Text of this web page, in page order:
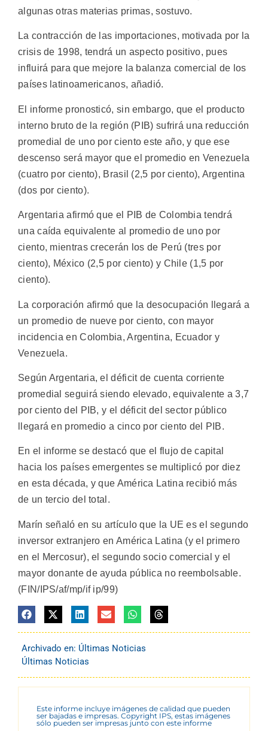
algunas otras materias primas, sostuvo.
La contracción de las importaciones, motivada por la
crisis de 1998, tendrá un aspecto positivo, pues
influirá para que mejore la balanza comercial de los
países latinoamericanos, añadió.
El informe pronosticó, sin embargo, que el producto
interno bruto de la región (PIB) sufrirá una reducción
promedial de uno por ciento este año, y que ese
descenso será mayor que el promedio en Venezuela
(cuatro por ciento), Brasil (2,5 por ciento), Argentina
(dos por ciento).
Argentaria afirmó que el PIB de Colombia tendrá
una caída equivalente al promedio de uno por
ciento, mientras crecerán los de Perú (tres por
ciento), México (2,5 por ciento) y Chile (1,5 por
ciento).
La corporación afirmó que la desocupación llegará a
un promedio de nueve por ciento, con mayor
incidencia en Colombia, Argentina, Ecuador y
Venezuela.
Según Argentaria, el déficit de cuenta corriente
promedial seguirá siendo elevado, equivalente a 3,7
por ciento del PIB, y el déficit del sector público
llegará en promedio a cinco por ciento del PIB.
En el informe se destacó que el flujo de capital
hacia los países emergentes se multiplicó por diez
en esta década, y que América Latina recibió más
de un tercio del total.
Marín señaló en su artículo que la UE es el segundo
inversor extranjero en América Latina (y el primero
en el Mercosur), el segundo socio comercial y el
mayor donante de ayuda pública no reembolsable.
(FIN/IPS/af/mp/if ip/99)
Archivado en: Últimas Noticias
Últimas Noticias
Este informe incluye imágenes de calidad que pueden
ser bajadas e impresas. Copyright IPS, estas imágenes
sólo pueden ser impresas junto con este informe